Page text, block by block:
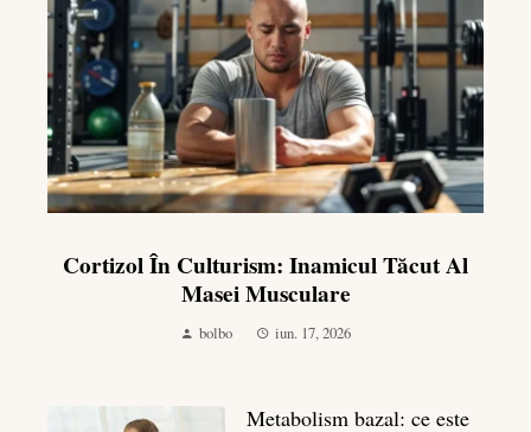
Cortizol În Culturism: Inamicul Tăcut Al
Masei Musculare
bolbo iun. 17, 2026
Metabolism bazal: ce este